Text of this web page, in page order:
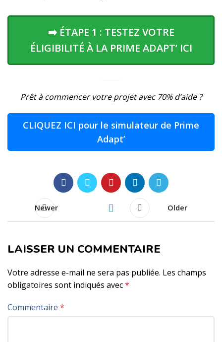
➡️ ÉTAPE 1 : TESTEZ VOTRE
ÉLIGIBILITÉ À LA PRIME ADAPT’ ICI
Prêt à commencer votre projet avec 70% d’aide ?
CLIQUEZ ICI pour le simulateur de Prime
Adapt’
Newer Older
LAISSER UN COMMENTAIRE
Votre adresse e-mail ne sera pas publiée. Les champs
obligatoires sont indiqués avec*
Commentaire *